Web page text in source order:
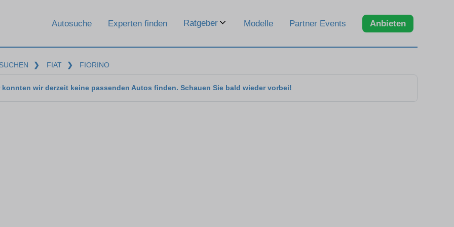
Autosuche Experten finden Ratgeber Modelle Partner Events Anbieten
❯ FIAT ❯ FIORINO
konnten wir derzeit keine passenden Autos finden. Schauen Sie bald wieder vorbei!